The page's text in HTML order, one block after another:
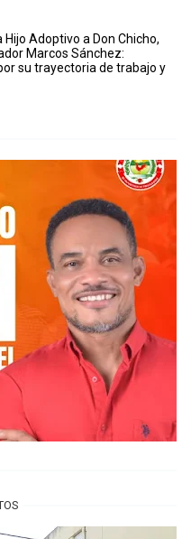
Hijo Adoptivo a Don Chicho,
Marcos Sánchez:
su trayectoria de trabajo y